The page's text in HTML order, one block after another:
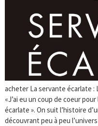
acheter La servante écarlate :
«J’ai eu un coup de coeur
écarlate ». On suit l’histoire
découvrant peu à peu